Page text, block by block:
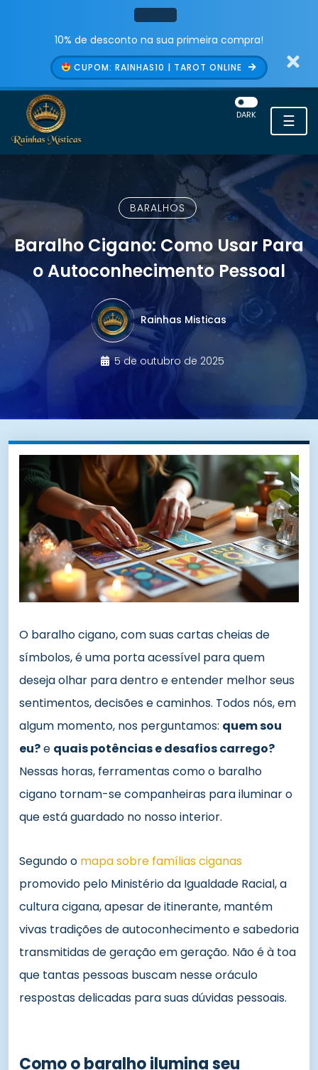
10% de desconto na sua primeira compra!
CUPOM: RAINHAS10 | TAROT ONLINE
☰
DARK
BARALHOS
Baralho Cigano: Como Usar Para
o Autoconhecimento Pessoal
Rainhas Misticas
5 de outubro de 2025
O baralho cigano, com suas cartas cheias de
símbolos, é uma porta acessível para quem
deseja olhar para dentro e entender melhor seus
sentimentos, decisões e caminhos. Todos nós, em
algum momento, nos perguntamos: quem sou
eu?e quais potências e desafios carrego?
Nessas horas, ferramentas como o baralho
cigano tornam-se companheiras para iluminar o
que está guardado no nosso interior.
Segundo o mapa sobre famílias ciganas
promovido pelo Ministério da Igualdade Racial, a
cultura cigana, apesar de itinerante, mantém
vivas tradições de autoconhecimento e sabedoria
transmitidas de geração em geração. Não é à toa
que tantas pessoas buscam nesse oráculo
respostas delicadas para suas dúvidas pessoais.
Como o baralho ilumina seu